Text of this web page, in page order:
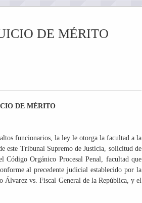
DE MÉRITO
DE MÉRITO
funcionarios, la ley le otorga la facultad a la
este Tribunal Supremo de Justicia, solicitud de
Orgánico Procesal Penal, facultad que
al precedente judicial establecido por la
Álvarez vs. Fiscal General de la República, y el